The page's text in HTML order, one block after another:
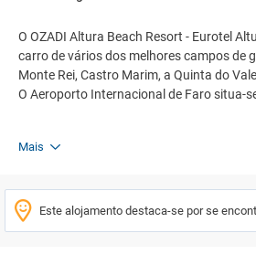
O OZADI Altura Beach Resort - Eurotel
carro de vários dos melhores campos de
Monte Rei, Castro Marim, a Quinta do
O Aeroporto Internacional de Faro situa-
Mais
Este alojamento destaca-se por se